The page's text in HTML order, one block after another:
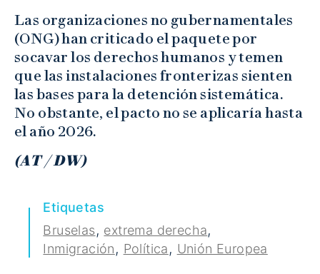
Las organizaciones no gubernamentales
(ONG) han criticado el paquete por
socavar los derechos humanos y temen
que las instalaciones fronterizas sienten
las bases para la detención sistemática.
No obstante, el pacto no se aplicaría hasta
el año 2026.
(AT / DW)
Etiquetas
Bruselas, extrema derecha,
Inmigración, Política, Unión Europea